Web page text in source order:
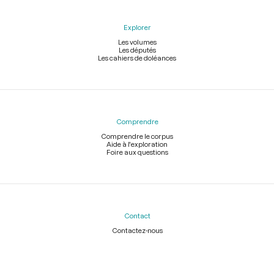
Explorer
Les volumes
Les députés
Les cahiers de doléances
Comprendre
Comprendre le corpus
Aide à l'exploration
Foire aux questions
Contact
Contactez-nous